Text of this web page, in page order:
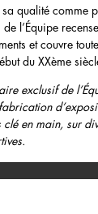
sa qualité comme
l’Équipe
et couvre
du XXème
exclusif de
en main, sur